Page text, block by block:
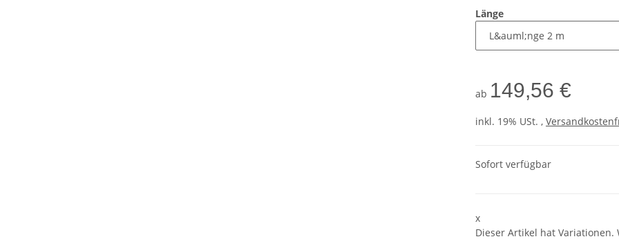
Länge
ab 149,56 €
inkl. 19% USt. ,
Sofort verfügbar
x
Dieser Artikel hat